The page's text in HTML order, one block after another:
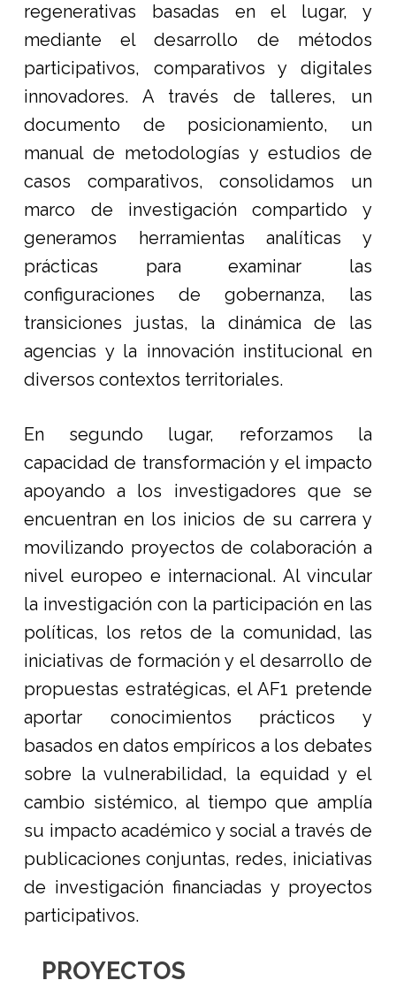
regenerativas basadas en el lugar, y
mediante el desarrollo de métodos
participativos, comparativos y digitales
innovadores. A través de talleres, un
documento de posicionamiento, un
manual de metodologías y estudios de
casos comparativos, consolidamos un
marco de investigación compartido y
generamos herramientas analíticas y
prácticas para examinar las
configuraciones de gobernanza, las
transiciones justas, la dinámica de las
agencias y la innovación institucional en
diversos contextos territoriales.
En segundo lugar, reforzamos la
capacidad de transformación y el impacto
apoyando a los investigadores que se
encuentran en los inicios de su carrera y
movilizando proyectos de colaboración a
nivel europeo e internacional. Al vincular
la investigación con la participación en las
políticas, los retos de la comunidad, las
iniciativas de formación y el desarrollo de
propuestas estratégicas, el AF1 pretende
aportar conocimientos prácticos y
basados en datos empíricos a los debates
sobre la vulnerabilidad, la equidad y el
cambio sistémico, al tiempo que amplía
su impacto académico y social a través de
publicaciones conjuntas, redes, iniciativas
de investigación financiadas y proyectos
participativos.
PROYECTOS